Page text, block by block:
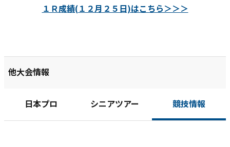
１Ｒ成績(１２月２５日)はこちら＞＞＞
他大会情報
日本プロ シニアツアー 競技情報